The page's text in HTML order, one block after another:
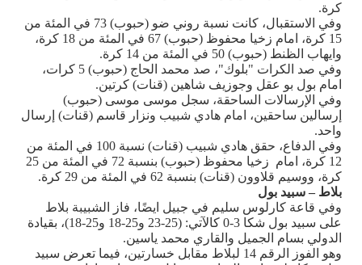
كرة.
وفي الاستقبال، كانت نسبة روني ضو (حبوب) 73 في المئة من
15 كرة، امام زخيا محفوظ (حبوب) 67 في المئة من 18 كرة،
وايهاب الظنط (حبوب) 50 في المئة من 14 كرة.
وفي صد الكرات "بلوك"، صد محمد الحاج (حبوب) 5 كرات،
امام بول بو عقل وجوزيف شاهين (قنات) كرتين.
وفي الإرسالات الساحقة، سجل موسى موسى (حبوب)
إرسالين ساحقين، امام هادي شبيب ونزار قاسم (قنات) إرسال
واحد.
وفي الدفاع، حقق هادي شبيب (قنات) نسبة 100 في المئة من
12 كرة، امام زخيا محفوظ (حبوب) بنسبة 72 في المئة من 25
كرة، ووسيم قلاوون (قنات) بنسبة 62 في المئة من 29 كرة.
بلاط – سبيد بول
وفي قاعة كارلوس سليم في جبيل ايضًا، فاز الشبيبة بلاط
على سبيد بول شكا 3-0 كالآتي: (25-23 و25-18 و25-18)، بقيادة
الدولي بسام الجميل والقاري محمد ياسين.
وهو الفوز الرقم 14 لبلاط مقابل خسارتين، فيما تعرض سبيد